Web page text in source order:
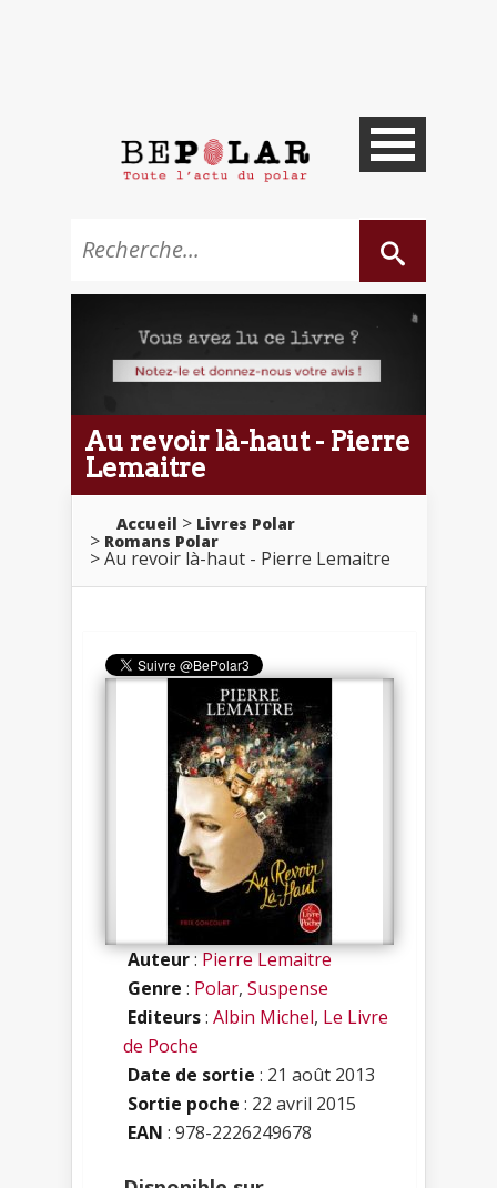
Au revoir là-haut - Pierre
Lemaitre
Accueil
Livres Polar
Romans Polar
Au revoir là-haut - Pierre Lemaitre
Auteur:Pierre Lemaitre
Genre : Polar, Suspense
Editeurs: Albin Michel, Le Livre
de Poche
Date de sortie : 21 août 2013
Sortie poche : 22 avril 2015
EAN : 978-2226249678